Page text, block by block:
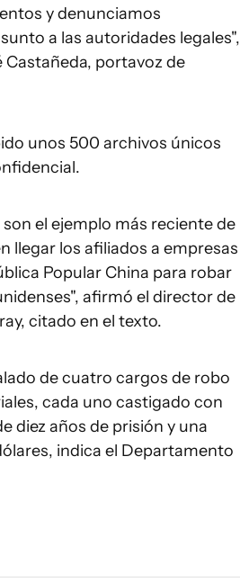
y denunciamos
a las autoridades legales",
Castañeda, portavoz de
unos 500 archivos únicos
el ejemplo más reciente de
llegar los afiliados a empresas
Popular China para robar
afirmó el director de
citado en el texto.
de cuatro cargos de robo
cada uno castigado con
diez años de prisión y una
indica el Departamento